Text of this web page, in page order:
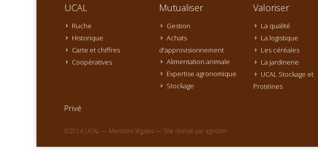
UCAL
Ruche
Historique
Carte et chiffres
Coopératives
Mutualiser
Gestion
Achats
d'approvisionnement
Alimentation animale
Expertise agronomique
Stockage
Valoriser
La qualité
La logistique
Les céréales
La jardinerie
UCAL Stockage et
Protéines
Privé
©2014 UCAL — Mentions légales — Site réalisé paragircom